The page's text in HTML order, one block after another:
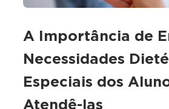
A Importância de
Necessidades
Especiais dos
Atendê-las